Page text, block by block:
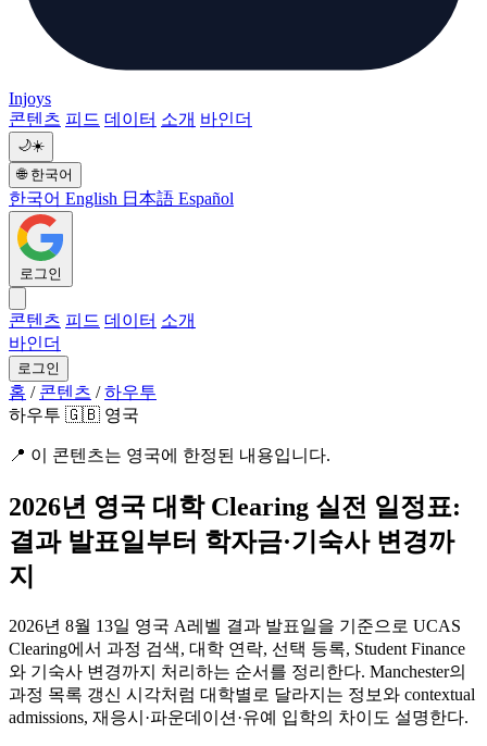
Injoys
콘텐츠 피드 데이터 소개 바인더
🌙☀️
🌐 한국어
한국어 English 日本語 Español
로그인
콘텐츠 피드 데이터 소개
바인더
로그인
홈 / 콘텐츠 / 하우투
하우투 🇬🇧 영국
📍 이 콘텐츠는 영국에 한정된 내용입니다.
2026년 영국 대학 Clearing 실전 일정표:
결과 발표일부터 학자금·기숙사 변경까
지
2026년 8월 13일 영국 A레벨 결과 발표일을 기준으로 UCAS
Clearing에서 과정 검색, 대학 연락, 선택 등록, Student Finance
와 기숙사 변경까지 처리하는 순서를 정리한다. Manchester의
과정 목록 갱신 시각처럼 대학별로 달라지는 정보와 contextual
admissions, 재응시·파운데이션·유예 입학의 차이도 설명한다.